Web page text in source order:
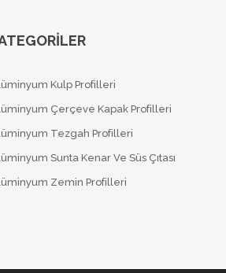
Kulp Profilleri
Çerçeve Kаpаk Profilleri
Tezgah Profilleri
Sunta Kenar Ve Süs Çıtası
Zemin Profilleri